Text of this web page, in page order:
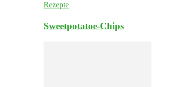
Rezepte
Sweetpotatoe-Chips